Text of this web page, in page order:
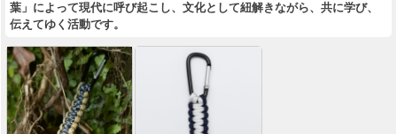
葉」によって現代に呼び起こし、文化として紐解きながら、共に学び、
伝えてゆく活動です。